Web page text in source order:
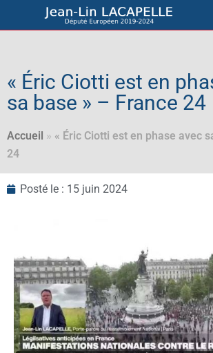
« Éric Ciotti est en
sa base » – France 24
Accueil » « Éric Ciotti est en phase avec
24
Posté le : 15 juin 2024